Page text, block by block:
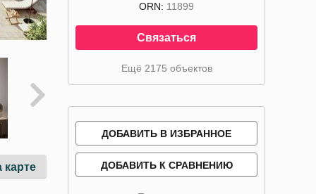
карте
ORN: 11899
Связаться
Ещё 2175 объектов
ДОБАВИТЬ В ИЗБРАННОЕ
ДОБАВИТЬ К СРАВНЕНИЮ